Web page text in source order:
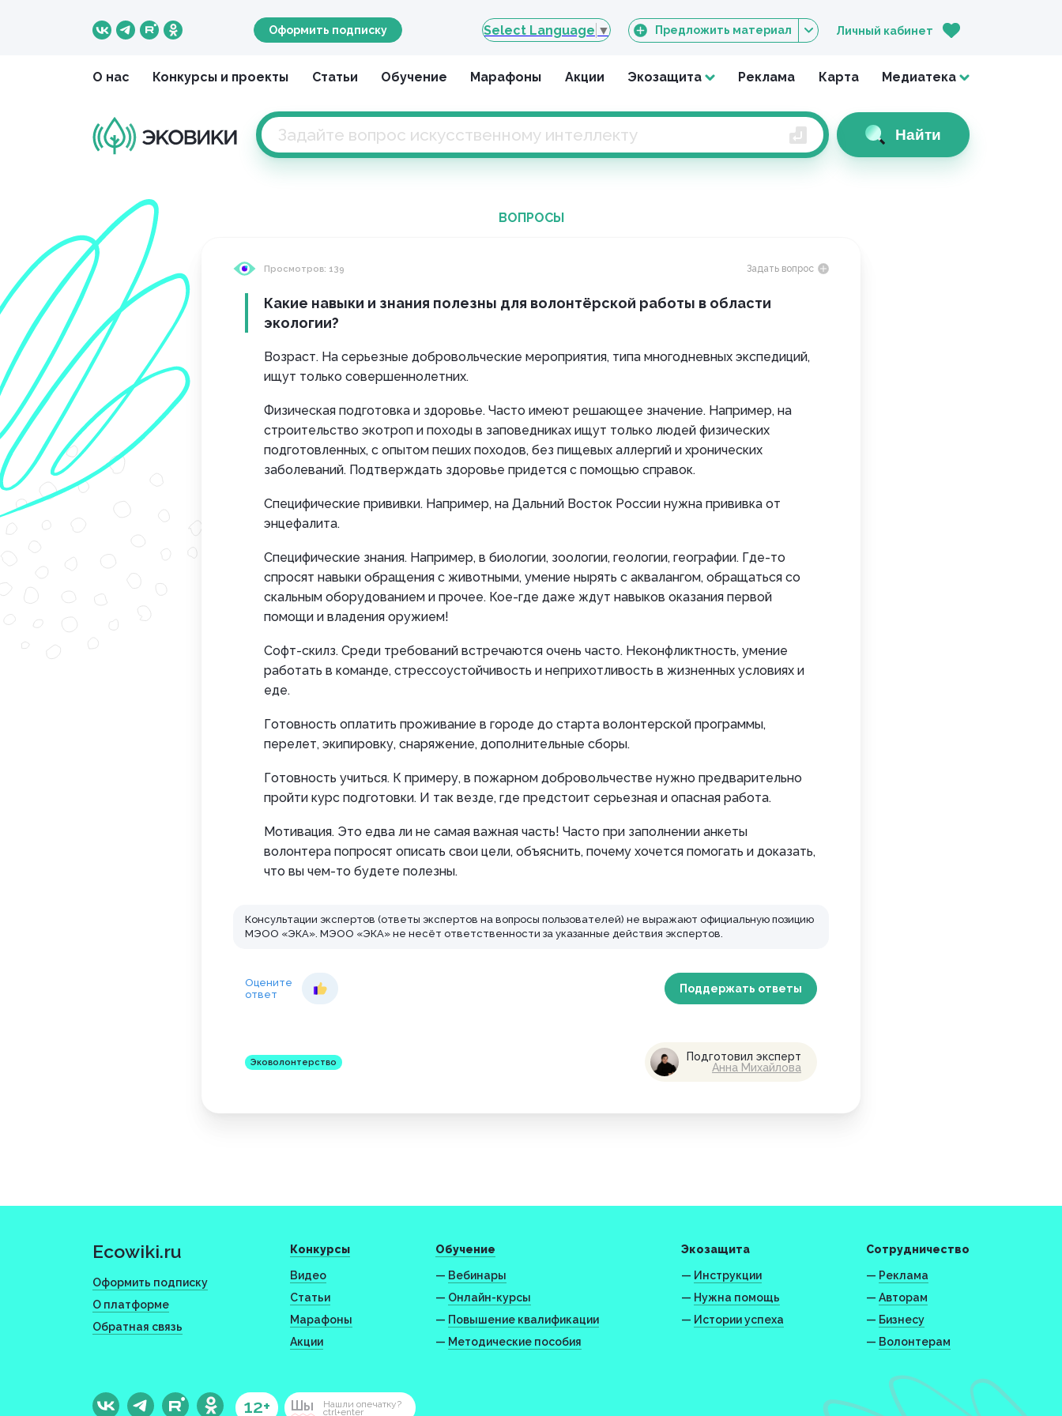
Оформить подписку Select Language ▼ Предложить материал Личный кабинет
О нас Конкурсы и проекты Статьи Обучение Марафоны Акции Экозащита Реклама Карта Медиатека
Найти
ВОПРОСЫ
Просмотров: 139 Задать вопрос
Какие навыки и знания полезны для волонтёрской работы в области
экологии?
Возраст. На серьезные добровольческие мероприятия, типа многодневных экспедиций,
ищут только совершеннолетних.
Физическая подготовка и здоровье. Часто имеют решающее значение. Например, на
строительство экотроп и походы в заповедниках ищут только людей физических
подготовленных, с опытом пеших походов, без пищевых аллергий и хронических
заболеваний. Подтверждать здоровье придется с помощью справок.
Специфические прививки. Например, на Дальний Восток России нужна прививка от
энцефалита.
Специфические знания. Например, в биологии, зоологии, геологии, географии. Где-то
спросят навыки обращения с животными, умение нырять с аквалангом, обращаться со
скальным оборудованием и прочее. Кое-где даже ждут навыков оказания первой
помощи и владения оружием!
Софт-скилз. Среди требований встречаются очень часто. Неконфликтность, умение
работать в команде, стрессоустойчивость и неприхотливость в жизненных условиях и
еде.
Готовность оплатить проживание в городе до старта волонтерской программы,
перелет, экипировку, снаряжение, дополнительные сборы.
Готовность учиться. К примеру, в пожарном добровольчестве нужно предварительно
пройти курс подготовки. И так везде, где предстоит серьезная и опасная работа.
Мотивация. Это едва ли не самая важная часть! Часто при заполнении анкеты
волонтера попросят описать свои цели, объяснить, почему хочется помогать и доказать,
что вы чем-то будете полезны.
Консультации экспертов (ответы экспертов на вопросы пользователей) не выражают официальную позицию
МЭОО «ЭКА». МЭОО «ЭКА» не несёт ответственности за указанные действия экспертов.
Оцените
ответ
Поддержать ответы
Эковолонтерство
Подготовил эксперт
Анна Михайлова
Ecowiki.ru
Оформить подписку
О платформе
Обратная связь
Конкурсы
Видео
Статьи
Марафоны
Акции
Обучение
— Вебинары
— Онлайн-курсы
— Повышение квалификации
— Методические пособия
Экозащита
— Инструкции
— Нужна помощь
— Истории успеха
Сотрудничество
— Реклама
— Авторам
— Бизнесу
— Волонтерам
12+ Шы Нашли опечатку?
ctrl+enter